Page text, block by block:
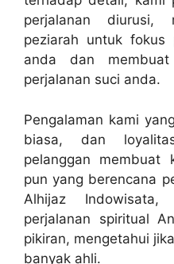
perjalanan diurusi,
peziarah untuk fokus
anda dan
perjalanan suci anda.
Pengalaman kami
biasa, dan
pelanggan membuat
pun yang berencana
Alhijaz
perjalanan spiritual
pikiran, mengetahui
banyak ahli.